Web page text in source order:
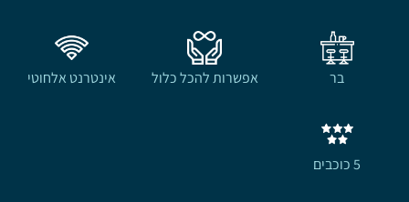
בר אפשרות להכל כלול אינטרנט אלחוטי
5 כוכבים